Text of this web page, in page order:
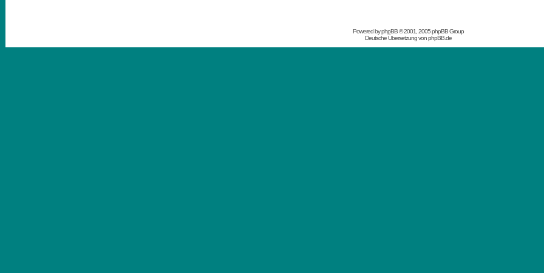
Powered byphpBB© 2001, 2005 phpBB Group
Deutsche Übersetzung vonphpBB.de